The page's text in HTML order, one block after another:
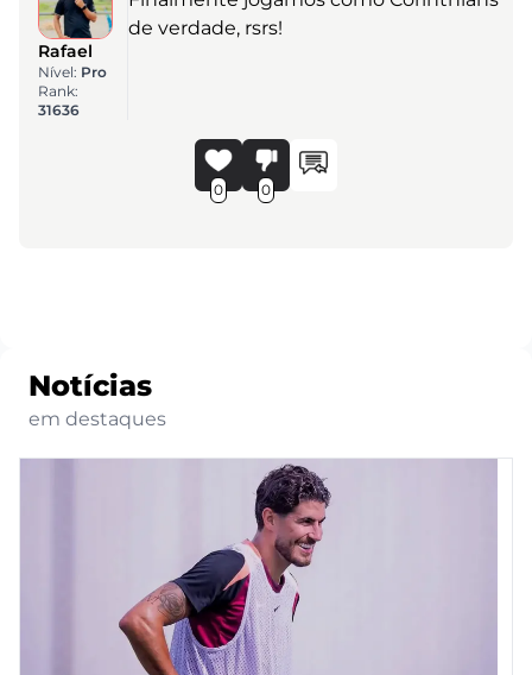
Rafael
Nível: Pro
Rank:
31636
de verdade, rsrs!
0 0
Notícias
em destaques